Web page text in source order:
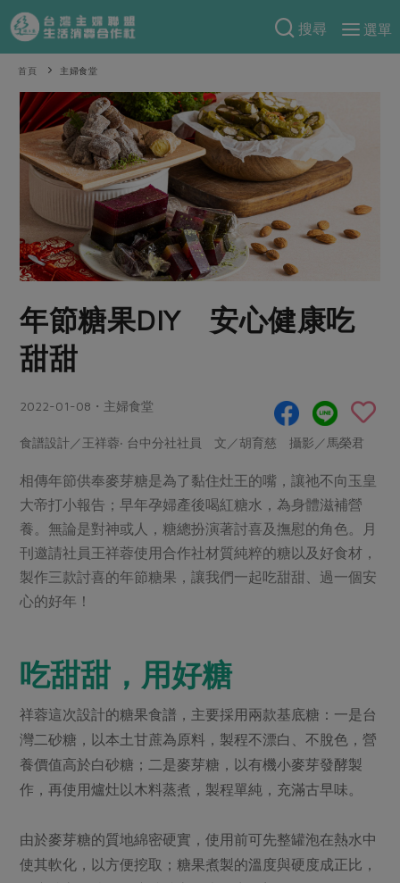
搜尋
選單
產品分類
當季蔬果
一籃菜 當令水果
芽苗類 蕈菇類
辛香料類
奶蛋豆・五穀
蛋 乳製品
豆製品 米麵雜糧
肉品・水產
畜產肉類
水畜加工品
調理食材・點心
調味醬料/南北貨 烘焙
休閒零嘴 沖泡飲品
保健食品
美妝保養 個人清潔
日用品 圖書禮品
防災用品
優惠專區
食譜料理
食材
麵食
肉食
海鮮
常備菜
蔬食
蛋料理
料理方式
烘焙．點心
醬料
湯品．鍋物
漬物
涼拌沙拉
主題食譜
異國料理
年菜食譜
養身食補
特別企畫
把最好的台灣味帶回家！
防災用品預購圓滿結束
更多預購活動
合作25-經典快閃最後一週
合作25-精選產品第四彈
議題活動
主婦聯盟X樂齡網特約優惠案
2024農業發展計畫年度報告
更多議題活動
傳到心坎裡，誠心又澎派
觀點文章
主婦食堂 一籃菜真心話
社內大小事 合作聯合國
產品故事
樂齡生活
廚房瑜伽
減硝酸鹽 惜食
非基改運動 支持本土農糧
廢核運動 能源議題
減添加物 減塑減廢
綠主張月刊
典藏閱覽室
關於合作社
關於我們
合作社組織
產品檢驗
自主把關
檢驗報告
硝酸鹽檢驗
社員權益
社務專區
選舉專區
最新消息
下載專區
首頁 主婦食堂
年節糖果DIY 安心健康吃
甜甜
2022-01-08・主婦食堂
食譜設計／王祥蓉‧ 台中分社社員 文／胡育慈 攝影／馬榮君
相傳年節供奉麥芽糖是為了黏住灶王的嘴，讓祂不向玉皇
大帝打小報告；早年孕婦產後喝紅糖水，為身體滋補營
養。無論是對神或人，糖總扮演著討喜及撫慰的角色。月
刊邀請社員王祥蓉使用合作社材質純粹的糖以及好食材，
製作三款討喜的年節糖果，讓我們一起吃甜甜、過一個安
心的好年！
吃甜甜，用好糖
祥蓉這次設計的糖果食譜，主要採用兩款基底糖：一是台
灣二砂糖，以本土甘蔗為原料，製程不漂白、不脫色，營
養價值高於白砂糖；二是麥芽糖，以有機小麥芽發酵製
作，再使用爐灶以木料蒸煮，製程單純，充滿古早味。
由於麥芽糖的質地綿密硬實，使用前可先整罐泡在熱水中
使其軟化，以方便挖取；糖果煮製的溫度與硬度成正比，